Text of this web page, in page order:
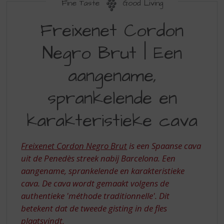
Fine Taste Good Living
CORDON
NEGRO
AANGENAME,
SPRANKELENDE
EN
KARAKTERISTIEKE
CAVA
Freixenet Cordon
Negro Brut | Een
aangename,
sprankelende en
karakteristieke cava
Freixenet Cordon Negro Brutis een Spaanse cava
uit de Penedès streek nabij Barcelona. Een
aangename, sprankelende en karakteristieke
cava. De cava wordt gemaakt volgens de
authentieke 'méthode traditionnelle'. Dit
betekent dat de tweede gisting in de fles
plaatsvindt.